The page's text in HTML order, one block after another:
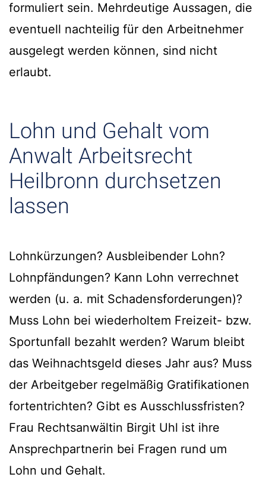
formuliert sein. Mehrdeutige Aussagen, die
eventuell nachteilig für den Arbeitnehmer
ausgelegt werden können, sind nicht
erlaubt.
Lohn und Gehalt vom
Anwalt Arbeitsrecht
Heilbronn durchsetzen
lassen
Lohnkürzungen? Ausbleibender Lohn?
Lohnpfändungen? Kann Lohn verrechnet
werden (u. a. mit Schadensforderungen)?
Muss Lohn bei wiederholtem Freizeit- bzw.
Sportunfall bezahlt werden? Warum bleibt
das Weihnachtsgeld dieses Jahr aus? Muss
der Arbeitgeber regelmäßig Gratifikationen
fortentrichten? Gibt es Ausschlussfristen?
Frau Rechtsanwältin Birgit Uhl ist ihre
Ansprechpartnerin bei Fragen rund um
Lohn und Gehalt.